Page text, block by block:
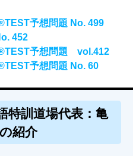
予想問題 No. 499
452
予想問題 vol.412
予想問題 No. 60
特訓道場代表：亀
紹介